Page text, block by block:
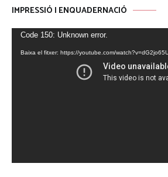
IMPRESSIÓ I ENQUADERNACIÓ
Reproductor
vídeo
Code 150: Unknown error.
Baixa el fitxer: https://youtube.com/